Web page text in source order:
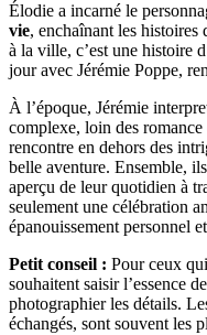
Élodie a incarné le
vie, enchaînant les histoires
à la ville, c’est une histoire
jour avec Jérémie Poppe,
À l’époque, Jérémie
complexe, loin des romance
rencontre en dehors des
belle aventure. Ensemble,
aperçu de leur quotidien à
seulement une célébration
épanouissement personnel
Petit conseil : Pour ceux
souhaitent saisir l’essence
photographier les détails.
échangés, sont souvent les